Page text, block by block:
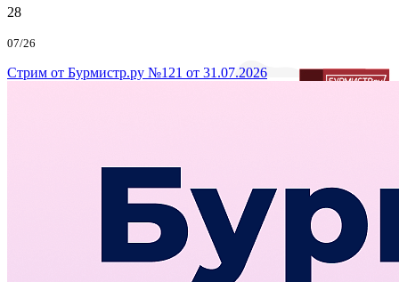
28
07/26
Стрим от Бурмистр.ру №121 от 31.07.2026